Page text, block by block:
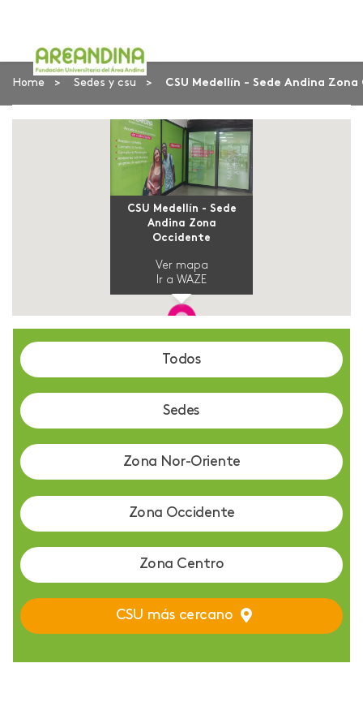
Home Sedes y csu CSU Medellín - Sede Andina
CSU Medellín - Sede
Andina Zona
Occidente
Ver mapa
Ir a WAZE
Todos
Sedes
Zona Nor-Oriente
Zona Occidente
Zona Centro
CSU más cercano